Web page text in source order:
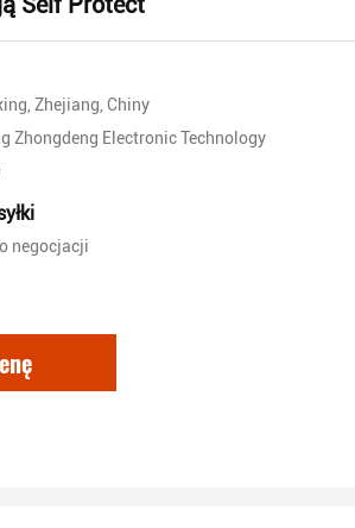
Zhejiang, Chiny
Zhongdeng Electronic Technology
negocjacji